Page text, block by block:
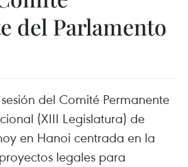
del Parlamento
del Comité Permanente
(XIII Legislatura) de
en Hanoi centrada en la
legales para